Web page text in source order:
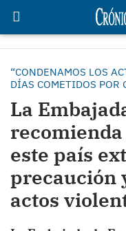
“CONDENAMOS LOS
DÍAS COMETIDOS POR
La
este país
precaución
actos